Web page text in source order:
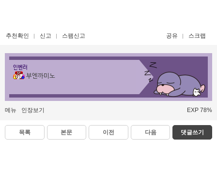
추천확인 신고 스팸신고 공유 스크랩
인벤러
부엔까미노
메뉴 인장보기 EXP 78%
목록 본문 이전 다음 댓글쓰기